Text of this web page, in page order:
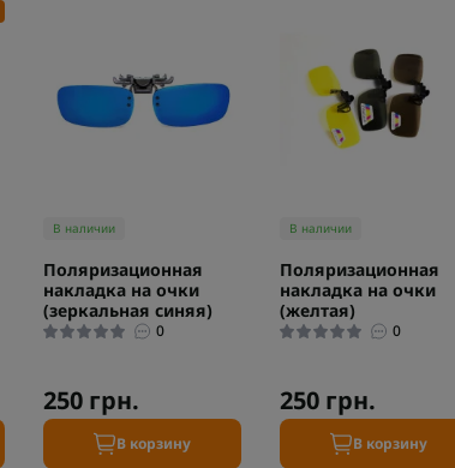
В наличии
Поляризационная
накладка на очки
(зеркальная синяя)
0
250 грн.
В корзину
В наличии
Поляризационная
накладка на очки
(желтая)
0
250 грн.
В корзину